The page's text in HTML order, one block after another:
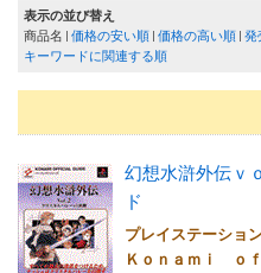
表示の並び替え
商品名
価格の安い順 価格の高い順 発
キーワードに関連する順
幻想水滸外伝ｖ
ド
プレイステーショ
Ｋｏｎａｍｉ ｏ